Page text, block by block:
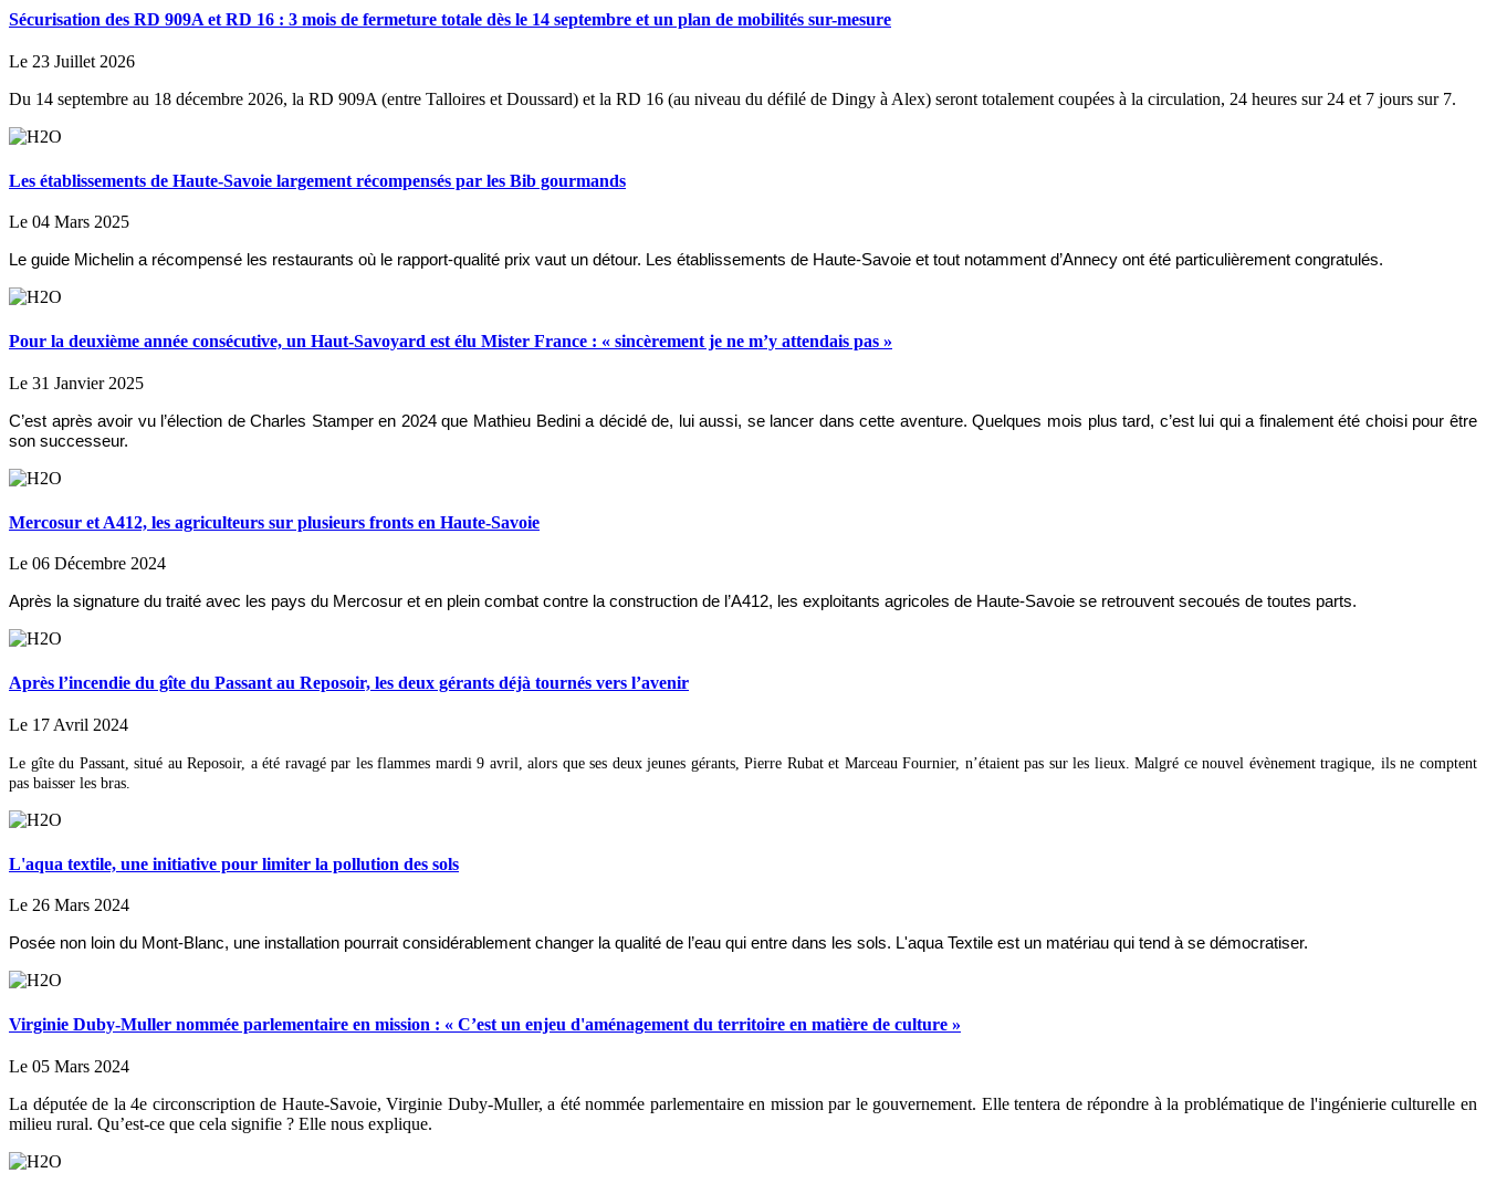
Sécurisation des RD 909A et RD 16 : 3 mois de fermeture totale dès le 14 septembre et un plan de mobilités sur-mesure
Le 23 Juillet 2026
Du 14 septembre au 18 décembre 2026, la RD 909A (entre Talloires et Doussard) et la RD 16 (au niveau du défilé de Dingy à Alex) seront totalement coupées à la circulation, 24 heures sur 24 et 7 jours sur 7.
Les établissements de Haute-Savoie largement récompensés par les Bib gourmands
Le 04 Mars 2025
Le guide Michelin a récompensé les restaurants où le rapport-qualité prix vaut un détour. Les établissements de Haute-Savoie et tout notamment d’Annecy ont été particulièrement congratulés.
Pour la deuxième année consécutive, un Haut-Savoyard est élu Mister France : « sincèrement je ne m’y attendais pas »
Le 31 Janvier 2025
C’est après avoir vu l’élection de Charles Stamper en 2024 que Mathieu Bedini a décidé de, lui aussi, se lancer dans cette aventure. Quelques mois plus tard, c’est lui qui a finalement été choisi pour être
son successeur.
Mercosur et A412, les agriculteurs sur plusieurs fronts en Haute-Savoie
Le 06 Décembre 2024
Après la signature du traité avec les pays du Mercosur et en plein combat contre la construction de l’A412, les exploitants agricoles de Haute-Savoie se retrouvent secoués de toutes parts.
Après l’incendie du gîte du Passant au Reposoir, les deux gérants déjà tournés vers l’avenir
Le 17 Avril 2024
Le gîte du Passant, situé au Reposoir, a été ravagé par les flammes mardi 9 avril, alors que ses deux jeunes gérants, Pierre Rubat et Marceau Fournier, n’étaient pas sur les lieux. Malgré ce nouvel évènement tragique, ils ne comptent
pas baisser les bras.
L'aqua textile, une initiative pour limiter la pollution des sols
Le 26 Mars 2024
Posée non loin du Mont-Blanc, une installation pourrait considérablement changer la qualité de l’eau qui entre dans les sols. L'aqua Textile est un matériau qui tend à se démocratiser.
Virginie Duby-Muller nommée parlementaire en mission : « C’est un enjeu d'aménagement du territoire en matière de culture »
Le 05 Mars 2024
La députée de la 4e circonscription de Haute-Savoie, Virginie Duby-Muller, a été nommée parlementaire en mission par le gouvernement. Elle tentera de répondre à la problématique de l'ingénierie culturelle en
milieu rural. Qu’est-ce que cela signifie ? Elle nous explique.